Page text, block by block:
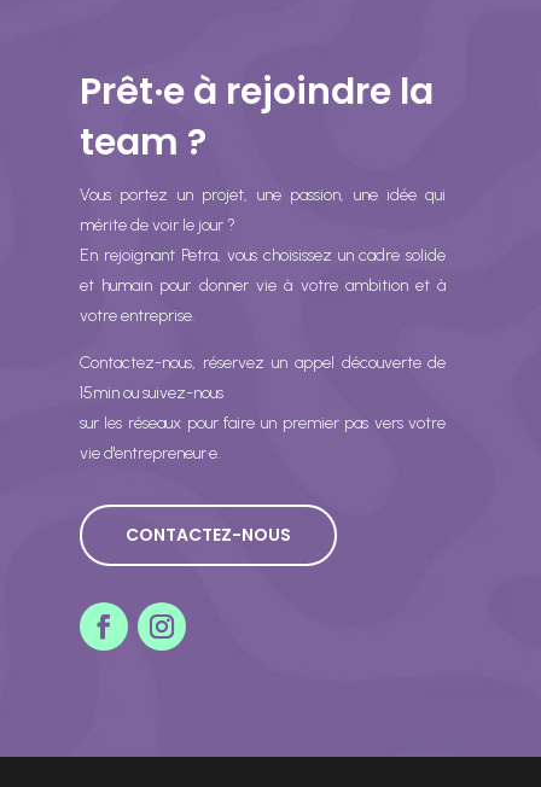
Prêt·e à rejoindre la
team ?
Vous portez un projet, une passion, une idée qui
mérite de voir le jour ?
En rejoignant Petra, vous choisissez un cadre solide
et humain pour donner vie à votre ambition et à
votre entreprise.
Contactez-nous, réservez un appel découverte de
15min ou suivez-nous
sur les réseaux pour faire un premier pas vers votre
vie d'entrepreneur·e.
CONTACTEZ-NOUS